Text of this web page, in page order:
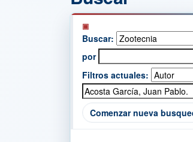
Buscar:
por
Filtros actuales:
Comenzar nueva